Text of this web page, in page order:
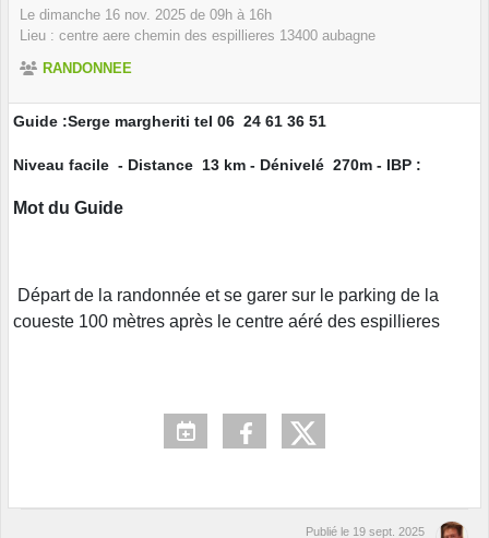
Le dimanche 16 nov. 2025 de 09h à 16h
Lieu : centre aere chemin des espillieres 13400 aubagne
RANDONNEE
Guide :Serge margheriti tel 06 24 61 36 51
Niveau facile - Distance 13 km - Dénivelé 270m - IBP :
Mot du Guide
Départ de la randonnée et se garer sur le parking de la
coueste 100 mètres après le centre aéré des espillieres
Publié le 19 sept. 2025